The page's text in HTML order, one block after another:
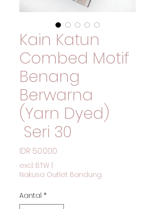
Kain Katun
Combed Motif
Benang
Berwarna
(Yarn Dyed)
Seri 30
IDR 50.000
excl. BTW
Nakusa Outlet Bandung
Aantal *